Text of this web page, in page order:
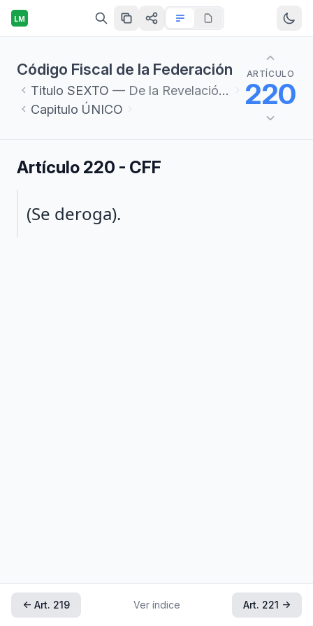
LM
Código Fiscal de la Federación
Titulo SEXTO — De la Revelación de Esquemas Reportables
Capitulo ÚNICO
ARTÍCULO
220
Artículo 220 - CFF
Párrafo 1
(Se deroga).
← Art. 219 Ver índice Art. 221 →